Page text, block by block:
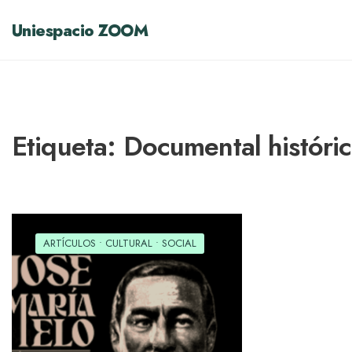
Uniespacio ZOOM
Etiqueta: Documental
ARTÍCULOS • CULTURAL • SOCIAL